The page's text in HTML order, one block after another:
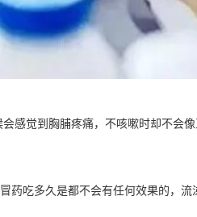
觉到胸脯疼痛，不咳嗽时却不会像
吃多久是都不会有任何效果的，流